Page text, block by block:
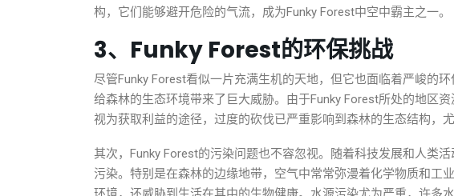
构，它们能够避开危险的气流，成为Funky Forest中空中霸主之一。
3、Funky Forest的环保挑战
尽管Funky Forest看似一片充满生机的天地，但它也面临着严峻的
给森林的生态环境带来了巨大威胁。由于Funky Forest所处的地区
视为获取利益的途径，过度的砍伐已严重影响到森林的生态结构，
其次，Funky Forest的污染问题也不容忽视。随着科技发展和人类
污染。特别是在森林的边缘地带，空气中常常弥漫着化学物质和工